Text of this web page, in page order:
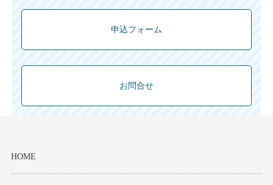
申込フォーム
お問合せ
HOME